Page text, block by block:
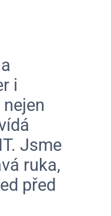
i
Jsme
ruka,
před